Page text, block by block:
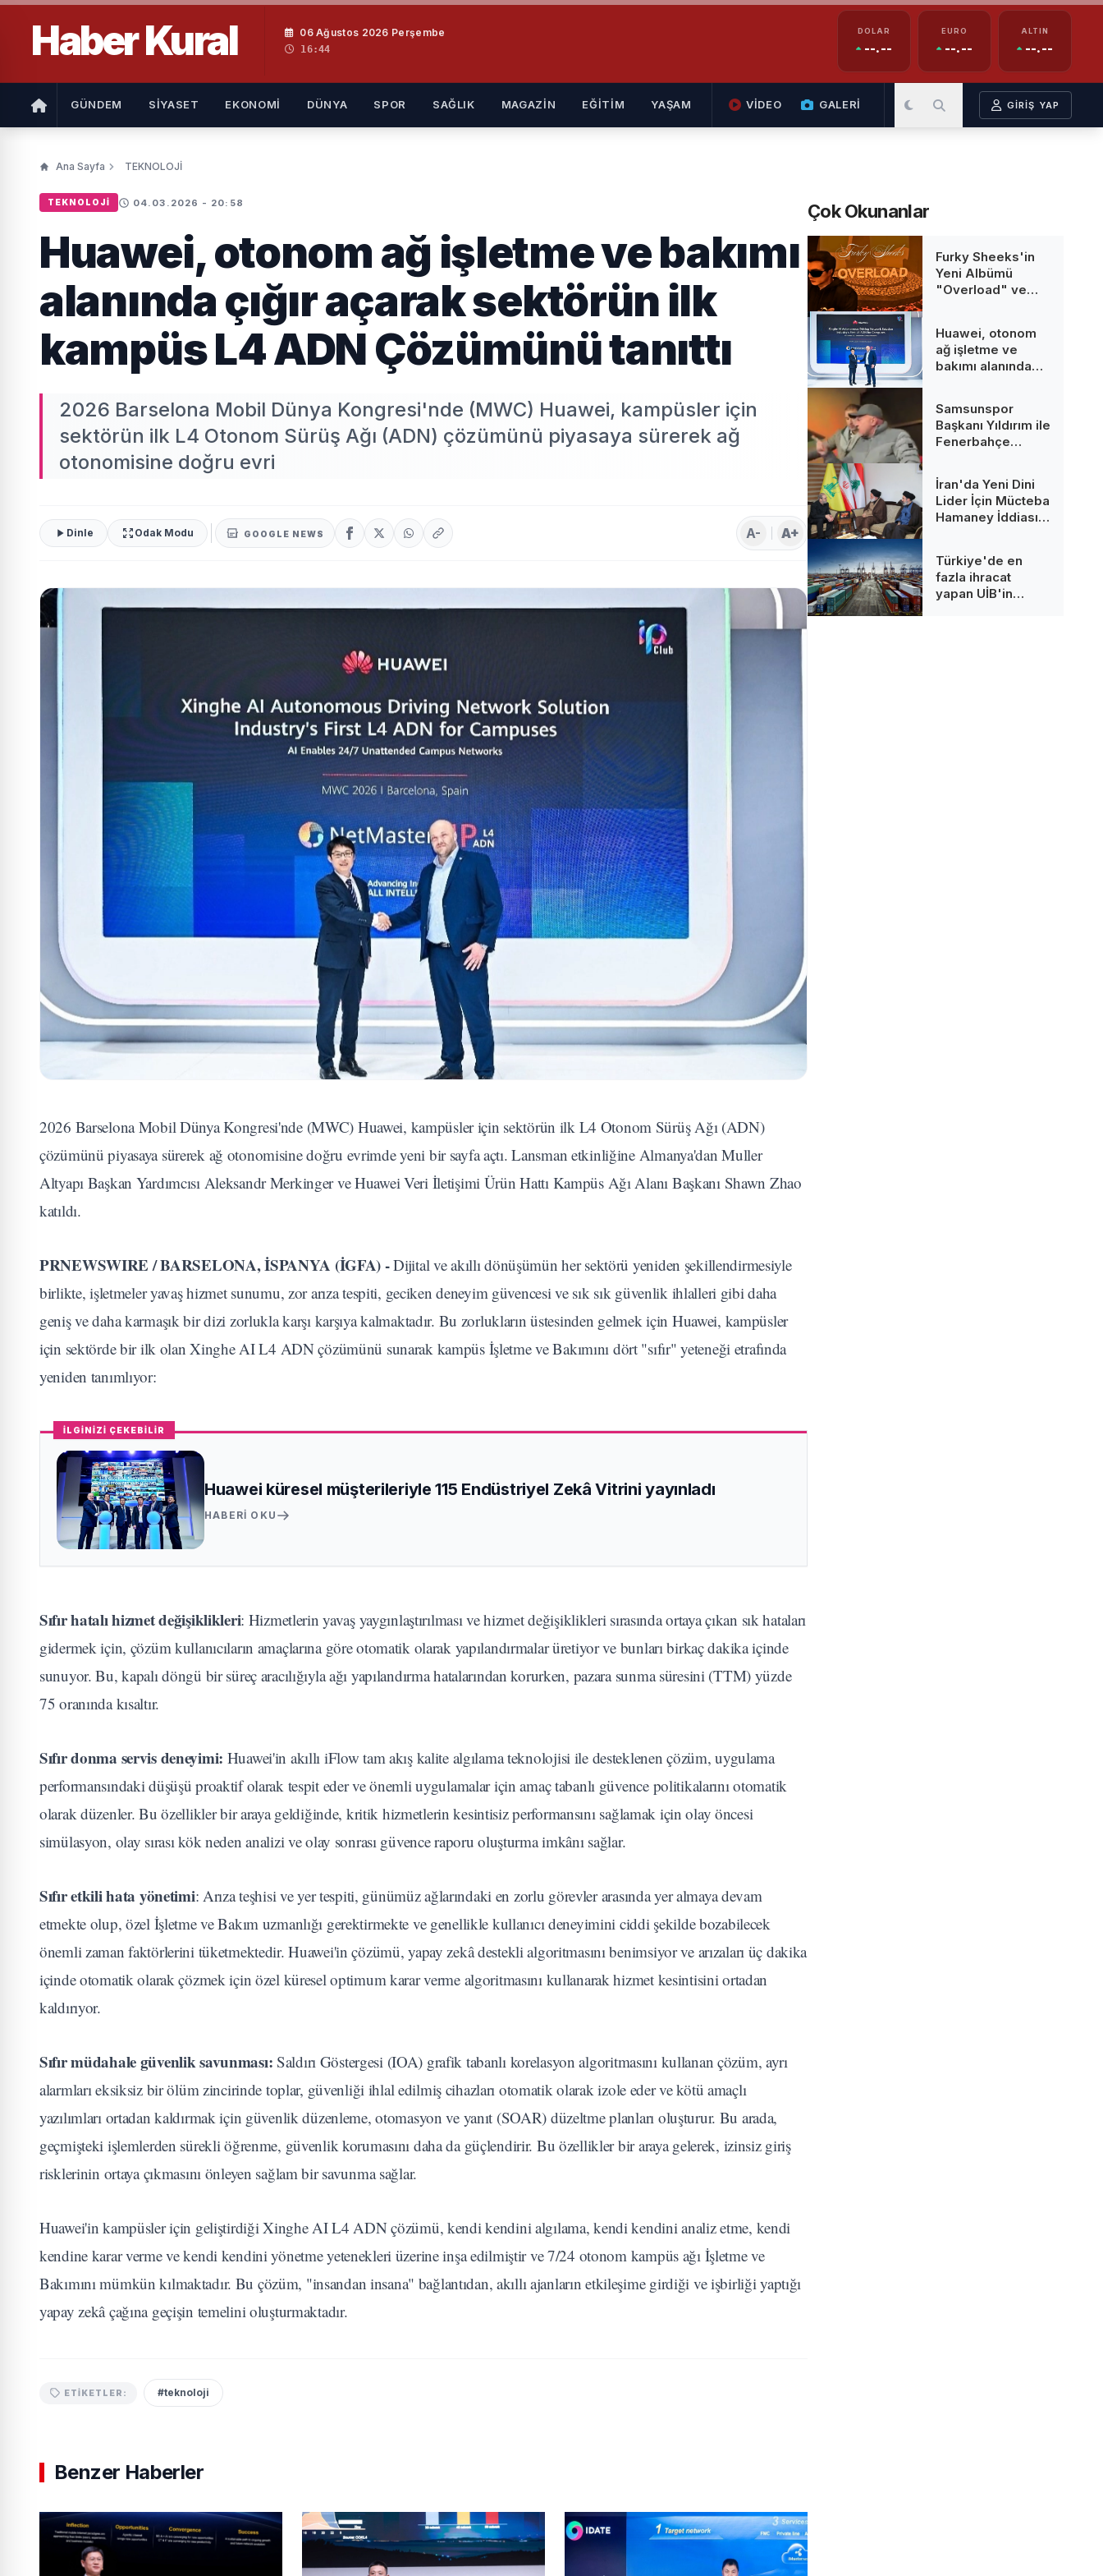
HaberKural 06 Ağustos 2026 Perşembe
16:44
DOLAR
--.--
EURO
--.--
ALTIN
--.--
GÜNDEM SİYASET EKONOMİ DÜNYA SPOR SAĞLIK MAGAZİN EĞİTİM YAŞAM VİDEO GALERİ GİRİŞ YAP
Ana Sayfa TEKNOLOJİ
TEKNOLOJİ 04.03.2026 - 20:58
Huawei, otonom ağ işletme ve bakımı
alanında çığır açarak sektörün ilk
kampüs L4 ADN Çözümünü tanıttı
2026 Barselona Mobil Dünya Kongresi'nde (MWC) Huawei, kampüsler için
sektörün ilk L4 Otonom Sürüş Ağı (ADN) çözümünü piyasaya sürerek ağ
otonomisine doğru evri
Dinle Odak Modu GOOGLE NEWS A- A+
2026 Barselona Mobil Dünya Kongresi'nde (MWC) Huawei, kampüsler için sektörün ilk L4 Otonom Sürüş Ağı (ADN)
çözümünü piyasaya sürerek ağ otonomisine doğru evrimde yeni bir sayfa açtı. Lansman etkinliğine Almanya'dan Muller
Altyapı Başkan Yardımcısı Aleksandr Merkinger ve Huawei Veri İletişimi Ürün Hattı Kampüs Ağı Alanı Başkanı Shawn Zhao
katıldı.
PRNEWSWIRE / BARSELONA, İSPANYA (İGFA) -Dijital ve akıllı dönüşümün her sektörü yeniden şekillendirmesiyle
birlikte, işletmeler yavaş hizmet sunumu, zor arıza tespiti, geciken deneyim güvencesi ve sık sık güvenlik ihlalleri gibi daha
geniş ve daha karmaşık bir dizi zorlukla karşı karşıya kalmaktadır. Bu zorlukların üstesinden gelmek için Huawei, kampüsler
için sektörde bir ilk olan Xinghe AI L4 ADN çözümünü sunarak kampüs İşletme ve Bakımını dört "sıfır" yeteneği etrafında
yeniden tanımlıyor:
İLGİNİZİ ÇEKEBİLİR
Huawei küresel müşterileriyle 115 Endüstriyel Zekâ Vitrini yayınladı
HABERI OKU
Sıfır hatalı hizmet değişiklikleri: Hizmetlerin yavaş yaygınlaştırılması ve hizmet değişiklikleri sırasında ortaya çıkan sık hataları
gidermek için, çözüm kullanıcıların amaçlarına göre otomatik olarak yapılandırmalar üretiyor ve bunları birkaç dakika içinde
sunuyor. Bu, kapalı döngü bir süreç aracılığıyla ağı yapılandırma hatalarından korurken, pazara sunma süresini (TTM) yüzde
75 oranında kısaltır.
Sıfır donma servis deneyimi: Huawei'in akıllı iFlow tam akış kalite algılama teknolojisi ile desteklenen çözüm, uygulama
performansındaki düşüşü proaktif olarak tespit eder ve önemli uygulamalar için amaç tabanlı güvence politikalarını otomatik
olarak düzenler. Bu özellikler bir araya geldiğinde, kritik hizmetlerin kesintisiz performansını sağlamak için olay öncesi
simülasyon, olay sırası kök neden analizi ve olay sonrası güvence raporu oluşturma imkânı sağlar.
Sıfır etkili hata yönetimi: Arıza teşhisi ve yer tespiti, günümüz ağlarındaki en zorlu görevler arasında yer almaya devam
etmekte olup, özel İşletme ve Bakım uzmanlığı gerektirmekte ve genellikle kullanıcı deneyimini ciddi şekilde bozabilecek
önemli zaman faktörlerini tüketmektedir. Huawei'in çözümü, yapay zekâ destekli algoritmasını benimsiyor ve arızaları üç dakika
içinde otomatik olarak çözmek için özel küresel optimum karar verme algoritmasını kullanarak hizmet kesintisini ortadan
kaldırıyor.
Sıfır müdahale güvenlik savunması:Saldırı Göstergesi (IOA) grafik tabanlı korelasyon algoritmasını kullanan çözüm, ayrı
alarmları eksiksiz bir ölüm zincirinde toplar, güvenliği ihlal edilmiş cihazları otomatik olarak izole eder ve kötü amaçlı
yazılımları ortadan kaldırmak için güvenlik düzenleme, otomasyon ve yanıt (SOAR) düzeltme planları oluşturur. Bu arada,
geçmişteki işlemlerden sürekli öğrenme, güvenlik korumasını daha da güçlendirir. Bu özellikler bir araya gelerek, izinsiz giriş
risklerinin ortaya çıkmasını önleyen sağlam bir savunma sağlar.
Huawei'in kampüsler için geliştirdiği Xinghe AI L4 ADN çözümü, kendi kendini algılama, kendi kendini analiz etme, kendi
kendine karar verme ve kendi kendini yönetme yetenekleri üzerine inşa edilmiştir ve 7/24 otonom kampüs ağı İşletme ve
Bakımını mümkün kılmaktadır. Bu çözüm, "insandan insana" bağlantıdan, akıllı ajanların etkileşime girdiği ve işbirliği yaptığı
yapay zekâ çağına geçişin temelini oluşturmaktadır.
ETIKETLER: #teknoloji
Benzer Haberler
Çok Okunanlar
Furky Sheeks'in
Yeni Albümü
"Overload" ve
Takvimi Açıklandı
Huawei, otonom
ağ işletme ve
bakımı alanında
kampüs L4 ADN
Çözümünü tanıttı
Samsunspor
Başkanı Yıldırım ile
Fenerbahçe
Arasında Gerilim
İran'da Yeni Dini
Lider İçin Mücteba
Hamaney İddiası:
Türkiye'de en
fazla ihracat
yapan UİB'in